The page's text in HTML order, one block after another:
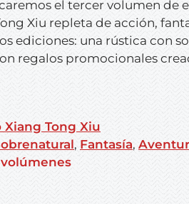
el tercer volumen de
Xiu repleta de acción,
ediciones: una rústica con
regalos promocionales
Xiang Tong Xiu
, Fantasía,